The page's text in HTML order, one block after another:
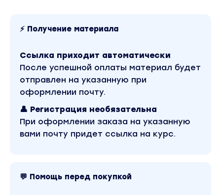
гайд «Как с помощью инвестиционных
инструментов получать стабильно и безопасно
государства ежегодно»
стратегия «Колесо» по облигациям — пошаговое
руководство, как настроить портфель так,
на счет регулярно и создавали непрерывный
денежный поток.
Автор Федор Сидоров
- Обучил инвестированию более 17 000 человек
- Автор статей на тему инвестиций в Forbes,
⚡ Получение материала
Ссылка приходит автоматически
После успешной оплаты материал будет
отправлен на указанную при
оформлении почту.
👤 Регистрация необязательна
При оформлении заказа на указанную
вами почту придет ссылка на курс.
💬 Помощь перед покупкой